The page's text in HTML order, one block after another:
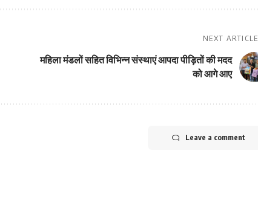
NEXT ARTICLE
महिला मंडलों सहित विभिन्न संस्थाएं आपदा पीड़ितों की मदद
को आगे आए
Leave a comment